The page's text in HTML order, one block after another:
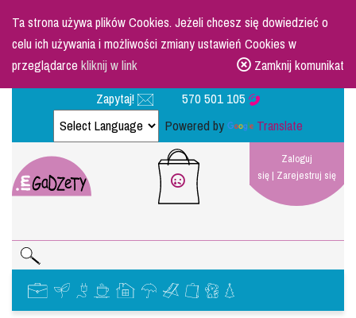
Ta strona używa plików Cookies. Jeżeli chcesz się dowiedzieć o
celu ich używania i możliwości zmiany ustawień Cookies w
przeglądarcekliknij w link
Zamknij komunikat
Zapytaj!
570 501 105
Powered by
Translate
Zaloguj
się| Zarejestruj się